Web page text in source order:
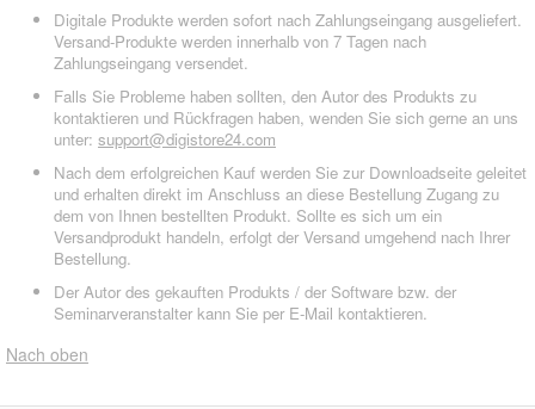
Digitale Produkte werden sofort nach Zahlungseingang ausgeliefert.
Versand-Produkte werden innerhalb von 7 Tagen nach
Zahlungseingang versendet.
Falls Sie Probleme haben sollten, den Autor des Produkts zu
kontaktieren und Rückfragen haben, wenden Sie sich gerne an uns
unter: support@digistore24.com
Nach dem erfolgreichen Kauf werden Sie zur Downloadseite geleitet
und erhalten direkt im Anschluss an diese Bestellung Zugang zu
dem von Ihnen bestellten Produkt. Sollte es sich um ein
Versandprodukt handeln, erfolgt der Versand umgehend nach Ihrer
Bestellung.
Der Autor des gekauften Produkts / der Software bzw. der
Seminarveranstalter kann Sie per E-Mail kontaktieren.
Nach oben